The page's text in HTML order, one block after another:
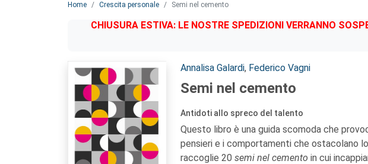
Home Crescita personale Semi nel cemento
CHIUSURA ESTIVA: LE NOSTRE SPEDIZIONI VERRANNO
Autori:
Annalisa Galardi, Federico Vagni
Semi nel cemento
Antidoti allo spreco del talento
Questo libro è una guida scomoda che
pensieri e i comportamenti che ostacolano
raccoglie 20 semi nel cemento in cui